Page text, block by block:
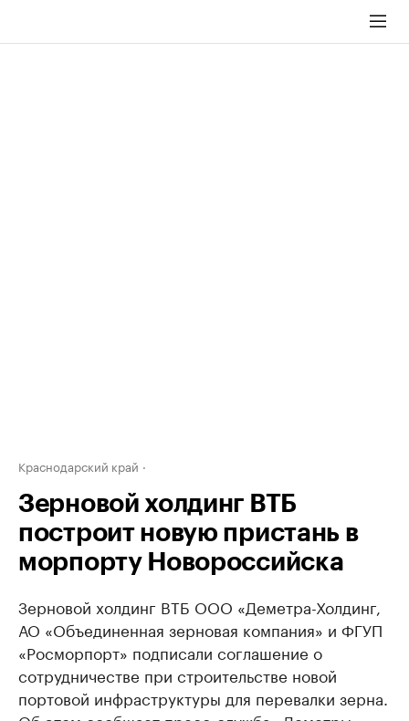
Краснодарский край
Зерновой холдинг ВТБ
построит новую пристань в
морпорту Новороссийска
Зерновой холдинг ВТБ ООО «Деметра-Холдинг,
АО «Объединенная зерновая компания» и ФГУП
«Росморпорт» подписали соглашение о
сотрудничестве при строительстве новой
портовой инфраструктуры для перевалки зерна.